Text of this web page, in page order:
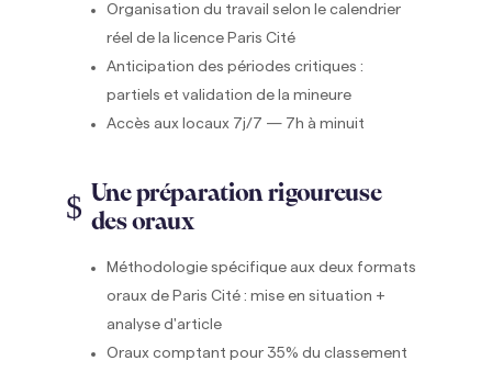
Organisation du travail selon le calendrier
réel de la licence Paris Cité
Anticipation des périodes critiques :
partiels et validation de la mineure
Accès aux locaux 7j/7 — 7h à minuit
$ Une préparation rigoureuse
des oraux
Méthodologie spécifique aux deux formats
oraux de Paris Cité : mise en situation +
analyse d'article
Oraux comptant pour 35% du classement